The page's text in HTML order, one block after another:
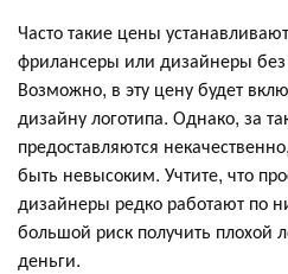
Часто такие цены
фрилансеры или дизайнеры
Возможно, в эту цену будет
дизайну логотипа. Однако, за
предоставляются
быть невысоким. Учтите, что
дизайнеры редко работают по
большой риск получить плохой
деньги.